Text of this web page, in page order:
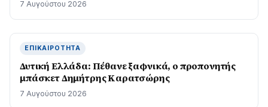
7 Αυγούστου 2026
ΕΠΙΚΑΙΡΌΤΗΤΑ
Δυτική Ελλάδα: Πέθανε ξαφνικά, ο προπονητής
μπάσκετ Δημήτρης Καρατσώρης
7 Αυγούστου 2026